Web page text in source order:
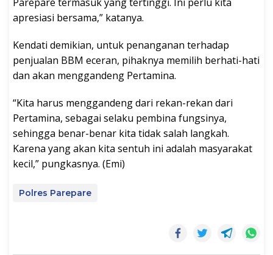
apresiasi bersama,” katanya.
Kendati demikian, untuk penanganan terhadap
penjualan BBM eceran, pihaknya memilih berhati-hati
dan akan menggandeng Pertamina.
“Kita harus menggandeng dari rekan-rekan dari
Pertamina, sebagai selaku pembina fungsinya,
sehingga benar-benar kita tidak salah langkah.
Karena yang akan kita sentuh ini adalah masyarakat
kecil,” pungkasnya. (Emi)
Polres Parepare